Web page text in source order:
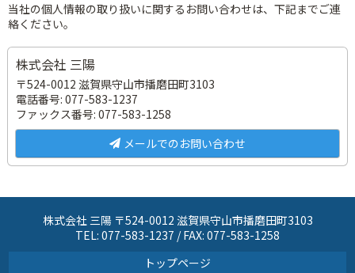
当社の個人情報の取り扱いに関するお問い合わせは、下記までご連
絡ください。
株式会社 三陽
〒524-0012 滋賀県守山市播磨田町3103
電話番号: 077-583-1237
ファックス番号: 077-583-1258
メールでのお問い合わせ
株式会社 三陽 〒524-0012 滋賀県守山市播磨田町3103
TEL: 077-583-1237 / FAX: 077-583-1258
トップページ